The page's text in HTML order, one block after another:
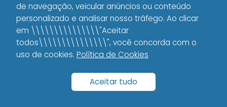
13. Como Interpretar uma
Simulação de
Empréstimo em Detalhes
Ao olhar para uma simulação, é
fundamental que você entenda cada
de navegação, veicular anúncios ou conteúdo
personalizado e analisar nosso tráfego. Ao clicar
em \\\\\\\\\\\\\\\"Aceitar
todos\\\\\\\\\\\\\\\", você concorda com o
uso de cookies. Política de Cookies
Aceitar tudo